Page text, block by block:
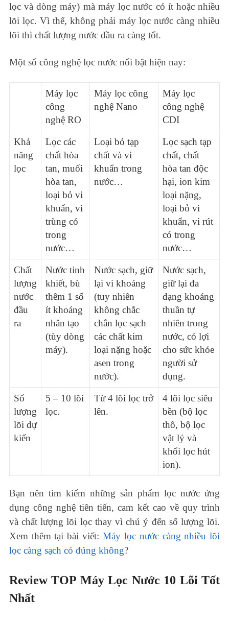
lọc và dòng máy) mà máy lọc nước có ít hoặc nhiều
lõi lọc. Vì thế, không phải máy lọc nước càng nhiều
lõi thì chất lượng nước đầu ra càng tốt.
Một số công nghệ lọc nước nổi bật hiện nay:
Máy lọc
công
nghệ RO
Máy lọc công
nghệ Nano
Máy lọc
công nghệ
CDI
Khả
năng
lọc
Lọc các
chất hòa
tan, muối
hòa tan,
loại bỏ vi
khuẩn, vi
trùng có
trong
nước…
Loại bỏ tạp
chất và vi
khuẩn trong
nước…
Lọc sạch tạp
chất, chất
hòa tan độc
hại, ion kim
loại nặng,
loại bỏ vi
khuẩn, vi rút
có trong
nước…
Chất
lượng
nước
đầu
ra
Nước tinh
khiết, bù
thêm 1 số
ít khoáng
nhân tạo
(tùy dòng
máy).
Nước sạch, giữ
lại vi khoáng
(tuy nhiên
không chắc
chắn lọc sạch
các chất kim
loại nặng hoặc
asen trong
nước).
Nước sạch,
giữ lại đa
dạng khoáng
thuần tự
nhiên trong
nước, có lợi
cho sức khỏe
người sử
dụng.
Số
lượng
lõi dự
kiến
5 – 10 lõi
lọc.
Từ 4 lõi lọc trở
lên.
4 lõi lọc siêu
bền (bộ lọc
thô, bộ lọc
vật lý và
khối lọc hút
ion).
Bạn nên tìm kiếm những sản phẩm lọc nước ứng
dụng công nghệ tiên tiến, cam kết cao về quy trình
và chất lượng lõi lọc thay vì chú ý đến số lượng lõi.
Xem thêm tại bài viết: Máy lọc nước càng nhiều lõi
lọc càng sạch có đúng không?
Review TOP Máy Lọc Nước 10 Lõi Tốt
Nhất